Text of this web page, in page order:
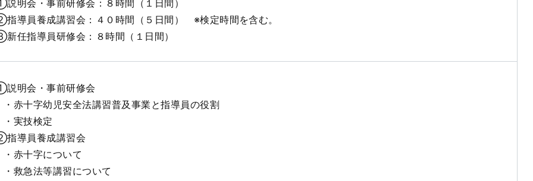
明会・事前研修会：８時間（１日間）
導員養成講習会：４０時間（５日間） ※検定時間を含む。
任指導員研修会：８時間（１日間）
明会・事前研修会
赤十字幼児安全法講習普及事業と指導員の役割
実技検定
導員養成講習会
赤十字について
救急法等講習について